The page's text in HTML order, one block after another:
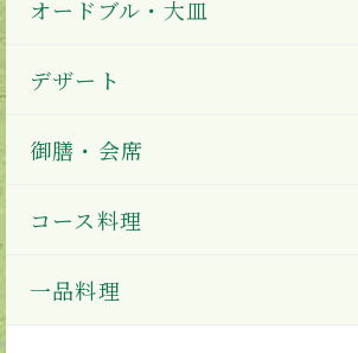
オードブル・大皿
デザート
御膳・会席
コース料理
一品料理